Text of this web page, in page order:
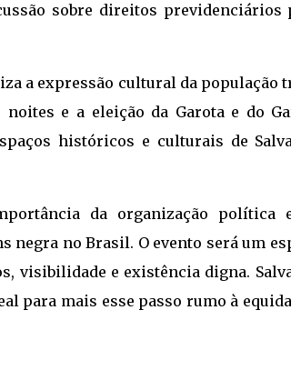
sobre direitos previdenciários
a expressão cultural da população
e a eleição da Garota e do
históricos e culturais de
da organização política
negra no Brasil. O evento será um
visibilidade e existência digna.
para mais esse passo rumo à